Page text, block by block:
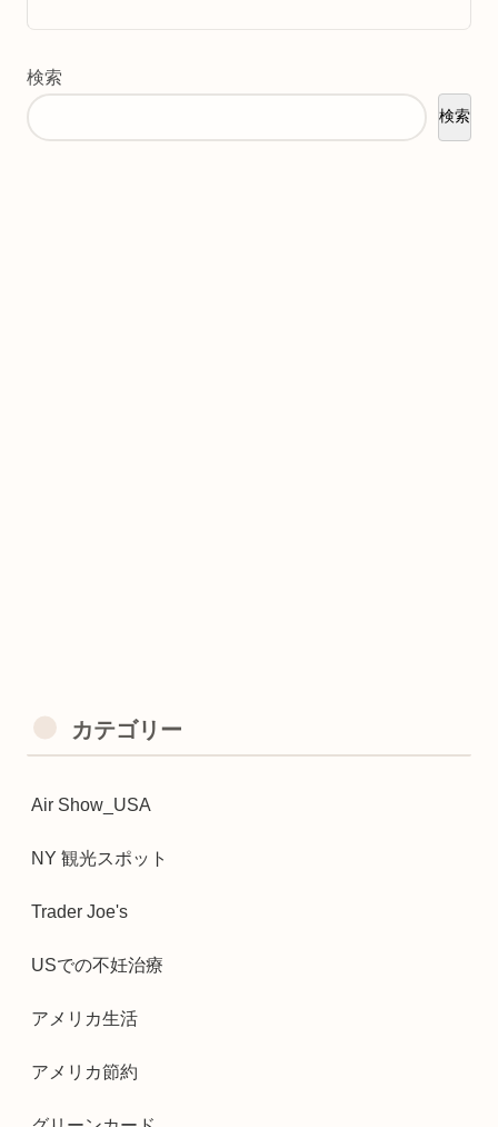
検索
検索
カテゴリー
Air Show_USA
NY 観光スポット
Trader Joe's
USでの不妊治療
アメリカ生活
アメリカ節約